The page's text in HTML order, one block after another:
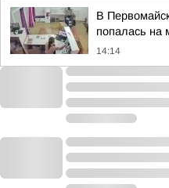
В
попалась на
14:14